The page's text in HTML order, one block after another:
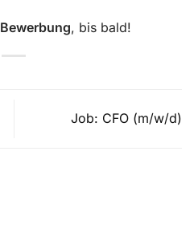
, bis bald!
Job: CFO (m/w/d)